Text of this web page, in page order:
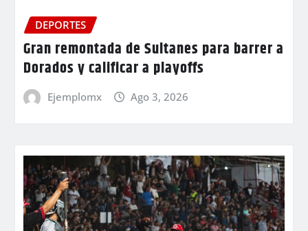
DEPORTES
Gran remontada de Sultanes para barrer a
Dorados y calificar a playoffs
Ejemplomx Ago 3, 2026